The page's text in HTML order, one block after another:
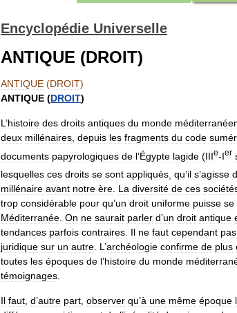
Encyclopédie Universelle
ANTIQUE (DROIT)
ANTIQUE (DROIT)
ANTIQUE (DROIT)
L ’histoire des droits antiques du monde
deux millénaires depuis les fragments du code
documents papyrologiques de l’Égypte lagide (IIIe-Ier
lesquelles ces droits se sont appliqués qu’il s’agisse
millénaire avant notre ère. La diversité de ces
trop considérable pour qu’un droit uniforme puisse se
Méditerranée. On ne saurait parler d’un droit antique
tendances parfois contraires. Il ne faut cependant pas
juridique sur un autre. L’archéologie confirme de plus
toutes les époques de l’histoire du monde
témoignages.
Il faut, d’autre part, observer qu’à une même époque